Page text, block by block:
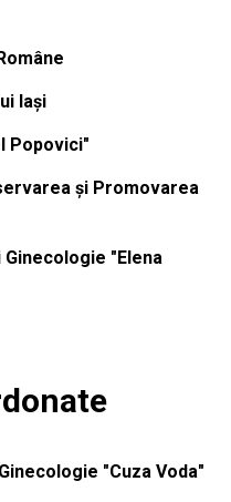
Iași
Popovici"
și Promovarea
"Elena
"Cuza Voda"